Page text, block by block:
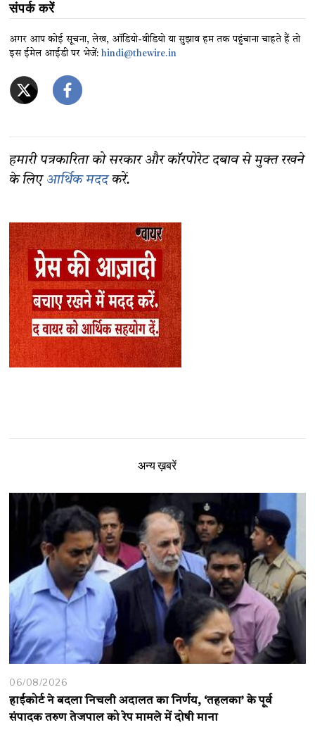
संपर्क करें
अगर आप कोई सूचना, लेख, ऑडियो-वीडियो या सुझाव हम तक पहुंचाना चाहते हैं तो
इस ईमेल आईडी पर भेजें:hindi@thewire.in
हमारी पत्रकारिता को सरकार और कॉरपोरेट दबाव से मुक्त रखने
के लिए आर्थिक मददकरें.
अन्य ख़बरें
06/08/2026
हाईकोर्ट ने बदला निचली अदालत का निर्णय, ‘तहलका’ के पूर्व
संपादक तरुण तेजपाल को रेप मामले में दोषी माना